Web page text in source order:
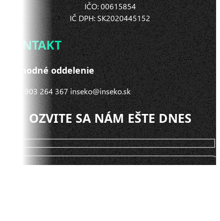
IČO: 00615854
IČ DPH: SK2020445152
KONTAKT
Obchodné oddelenie
+421 903 264 367 inseko@inseko.sk
OZVITE SA NÁM EŠTE DNES